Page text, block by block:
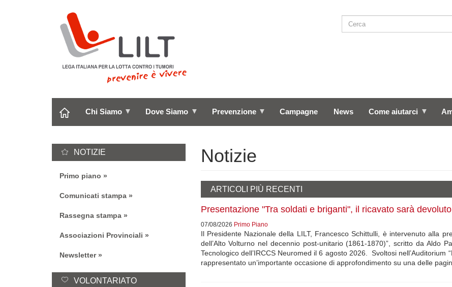
SEARCH
Chi Siamo Dove Siamo Prevenzione Campagne News Come aiutarci
NOTIZIE
Primo piano
Comunicati stampa
Rassegna stampa
Associazioni Provinciali
Newsletter
VOLONTARIATO
Notizie
ARTICOLI PIÙ RECENTI
Presentazione "Tra soldati e briganti", il ricavato sarà
07/08/2026 Primo Piano
Il Presidente Nazionale della LILT, Francesco Schittulli, è intervenuto alla
dell’Alto Volturno nel decennio post-unitario (1861-1870)”, scritto da Aldo
Tecnologico dell’IRCCS Neuromed il 6 agosto 2026. Svoltosi
rappresentato un’importante occasione di approfondimento su una delle